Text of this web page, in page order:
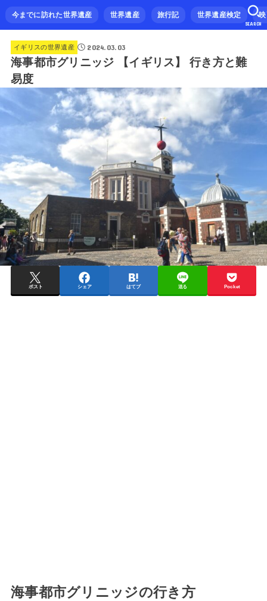
今までに訪れた世界遺産 世界遺産 旅行記 世界遺産検定
SEARCH
イギリスの世界遺産 2024.03.03
海事都市グリニッジ 【イギリス】 行き方と難
易度
ポスト シェア はてブ 送る Pocket
海事都市グリニッジの行き方